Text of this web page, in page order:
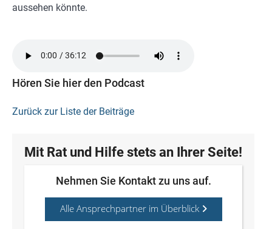
aussehen könnte.
Hören Sie hier den Podcast
Zurück zur Liste der Beiträge
Mit Rat und Hilfe stets an Ihrer Seite!
Nehmen Sie Kontakt zu uns auf.
Alle Ansprechpartner im Überblick